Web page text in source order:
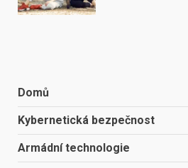
Domů
Kybernetická bezpečnost
Armádní technologie